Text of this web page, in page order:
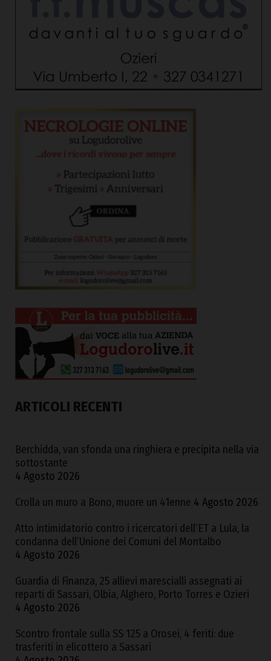
ARTICOLI RECENTI
Berchidda, van sfonda una ringhiera e precipita nella via
sottostante
4 Agosto 2026
Crolla un muro a Bono, muore un 41enne 4 Agosto 2026
Atto intimidatorio contro i ricercatori dell’ET a Lula, la
condanna dell’Unione dei Comuni del Montalbo
4 Agosto 2026
Guardia di Finanza, 25 allievi marescialli assegnati ai
reparti di Sassari, Olbia, Alghero, Porto Torres e Ozieri
4 Agosto 2026
Scontro frontale sulla SS 125 a Orosei, 4 feriti: due
trasferiti in elicottero a Sassari